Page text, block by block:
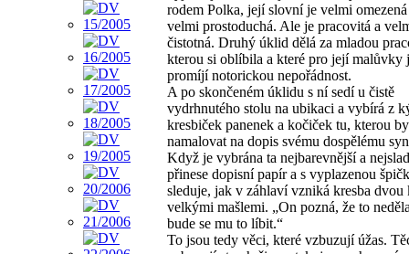
rodem Polka, její slovní je velmi
velmi prostoduchá. Ale je pracovitá a
čistotná. Druhý úklid dělá za mladou
kterou si oblíbila a které pro její malůvky
promíjí notorickou nepořádnost.
A po skončeném úklidu s ní sedí u čistě
vydrhnutého stolu na ubikaci a vybírá z
kresbiček panenek a kočiček tu, kterou
namalovat na dopis svému dospělému
Když je vybrána ta nejbarevnější a
přinese dopisní papír a s vyplazenou
sleduje, jak v záhlaví vzniká kresba dvou
velkými mašlemi. „On pozná, že to
bude se mu to líbit.“
To jsou tedy věci, které vzbuzují úžas.